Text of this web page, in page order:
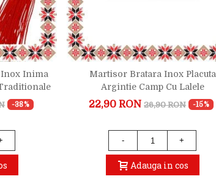
Inox Inima
-38%
Martisor Bratara Inox Placuta
Argintie Camp Cu Lalele
22,90 RON 26,90 RON -15%
- +
Adauga in cos